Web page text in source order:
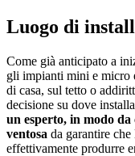
Luogo di
Come già anticipato a
gli impianti mini e micro
di casa, sul tetto o
decisione su dove
un esperto, in modo da
ventosa da garantire
effettivamente produrre